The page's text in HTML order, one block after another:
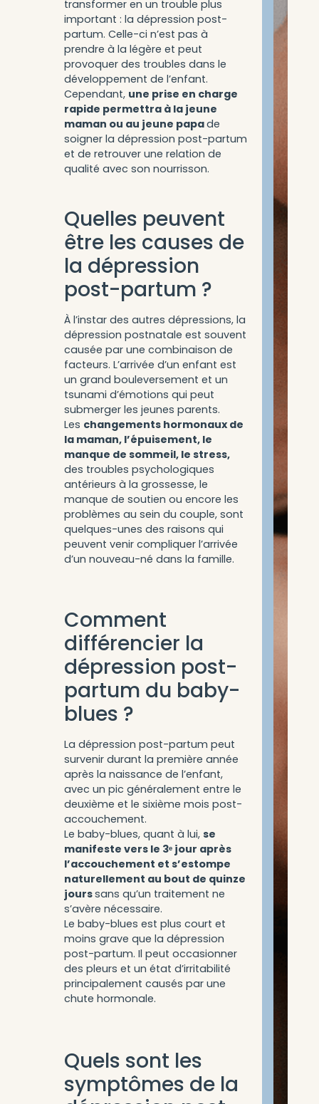
transformer en un trouble plus
important : la dépression post-
partum. Celle-ci n’est pas à
prendre à la légère et peut
provoquer des troubles dans le
développement de l’enfant.
Cependant, une prise en charge
rapide permettra à la jeune
maman ou au jeune papade
soigner la dépression post-partum
et de retrouver une relation de
qualité avec son nourrisson.
Quelles peuvent
être les causes de
la dépression
post-partum ?
À l’instar des autres dépressions, la
dépression postnatale est souvent
causée par une combinaison de
facteurs. L’arrivée d’un enfant est
un grand bouleversement et un
tsunami d’émotions qui peut
submerger les jeunes parents.
Les changements hormonaux de
la maman, l’épuisement, le
manque de sommeil, le stress,
des troubles psychologiques
antérieurs à la grossesse, le
manque de soutien ou encore les
problèmes au sein du couple, sont
quelques-unes des raisons qui
peuvent venir compliquer l’arrivée
d’un nouveau-né dans la famille.
Comment
différencier la
dépression post-
partum du baby-
blues ?
La dépression post-partum peut
survenir durant la première année
après la naissance de l’enfant,
avec un pic généralement entre le
deuxième et le sixième mois post-
accouchement.
Le baby-blues, quant à lui, se
manifeste vers le 3ᵉ jour après
l’accouchement et s’estompe
naturellement au bout de quinze
jourssans qu’un traitement ne
s’avère nécessaire.
Le baby-blues est plus court et
moins grave que la dépression
post-partum. Il peut occasionner
des pleurs et un état d’irritabilité
principalement causés par une
chute hormonale.
Quels sont les
symptômes de la